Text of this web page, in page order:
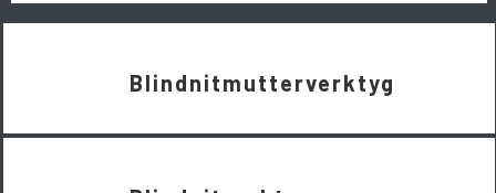
Blindnitmutterverktyg